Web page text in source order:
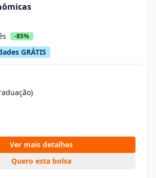
-85%
GRÁTIS
Ver mais detalhes
Quero esta bolsa